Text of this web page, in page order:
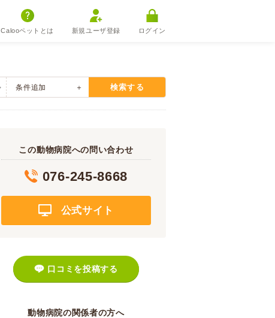
Calooペットとは 新規ユーザ登録 ログイン
条件追加 検索する
この動物病院への問い合わせ
076-245-8668
公式サイト
口コミを投稿する
動物病院の関係者の方へ